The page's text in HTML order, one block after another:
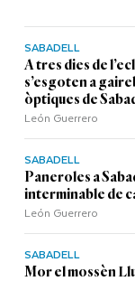
SABADELL
A tres dies de
s’esgoten a
òptiques de
León Guerrero
SABADELL
Paneroles a
interminable de
León Guerrero
SABADELL
Mor el mossèn